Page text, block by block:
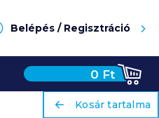
Belépés / Regisztráció
0 Ft
ariaLabel
Kosár tartalma